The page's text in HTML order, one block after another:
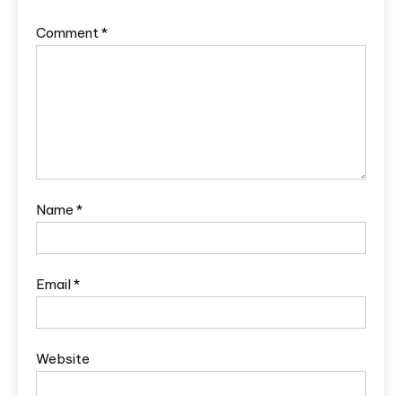
Comment*
Name *
Email*
Website